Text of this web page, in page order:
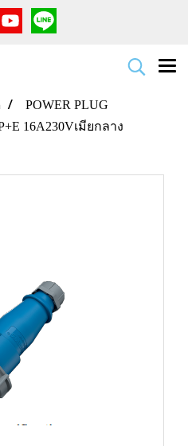
POWER PLUG
16A230Vเมียกลาง